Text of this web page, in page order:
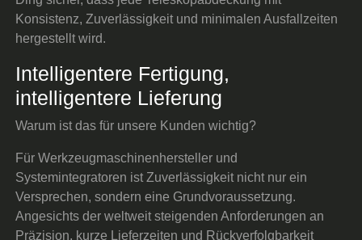
Konsistenz, Zuverlässigkeit und minimalen Ausfallzeiten
hergestellt wird.
Intelligentere Fertigung,
intelligentere Lieferung
Warum ist das für unsere Kunden wichtig?
Für Werkzeugmaschinenhersteller und
Systemintegratoren ist Zuverlässigkeit nicht nur ein
Versprechen, sondern eine Grundvoraussetzung.
Angesichts der weltweit steigenden Anforderungen an
Präzision, kurze Lieferzeiten und Rückverfolgbarkeit